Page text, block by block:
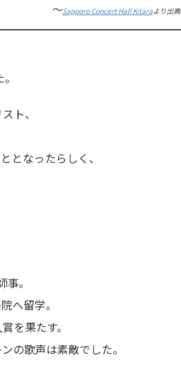
～Sapporo Concert Hall Kitaraより出典
ト、
となったらしく、
。
へ留学。
を果たす。
の歌声は素敵でした。